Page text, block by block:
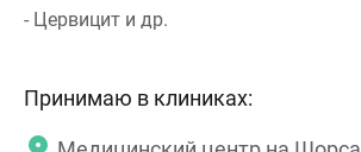
- Цервицит и др.
Принимаю в клиниках: